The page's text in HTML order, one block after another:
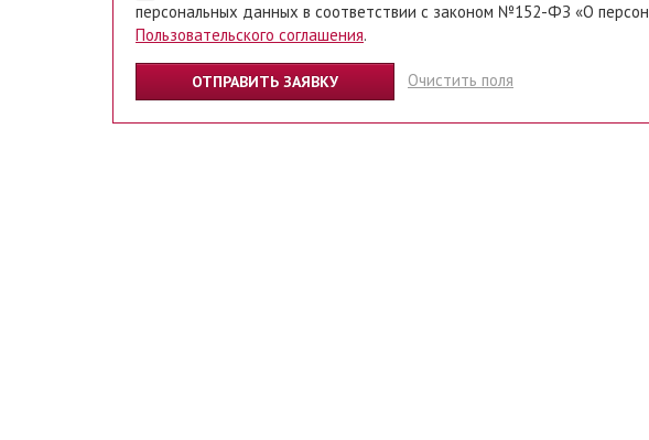
персональных данных в соответствии с законом №152-ФЗ «О
Пользовательского соглашения.
Очистить поля